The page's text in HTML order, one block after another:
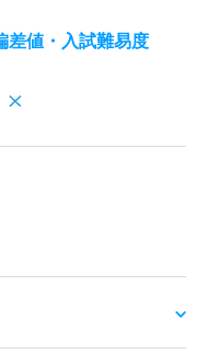
差値・入試難易度